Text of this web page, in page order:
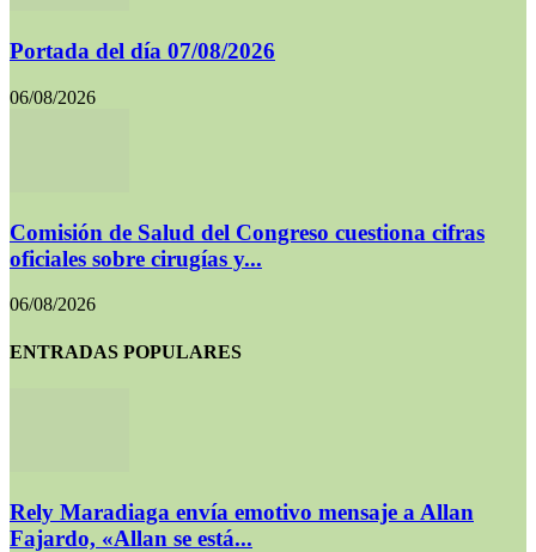
Portada del día 07/08/2026
06/08/2026
Comisión de Salud del Congreso cuestiona cifras
oficiales sobre cirugías y...
06/08/2026
ENTRADAS POPULARES
Rely Maradiaga envía emotivo mensaje a Allan
Fajardo, «Allan se está...